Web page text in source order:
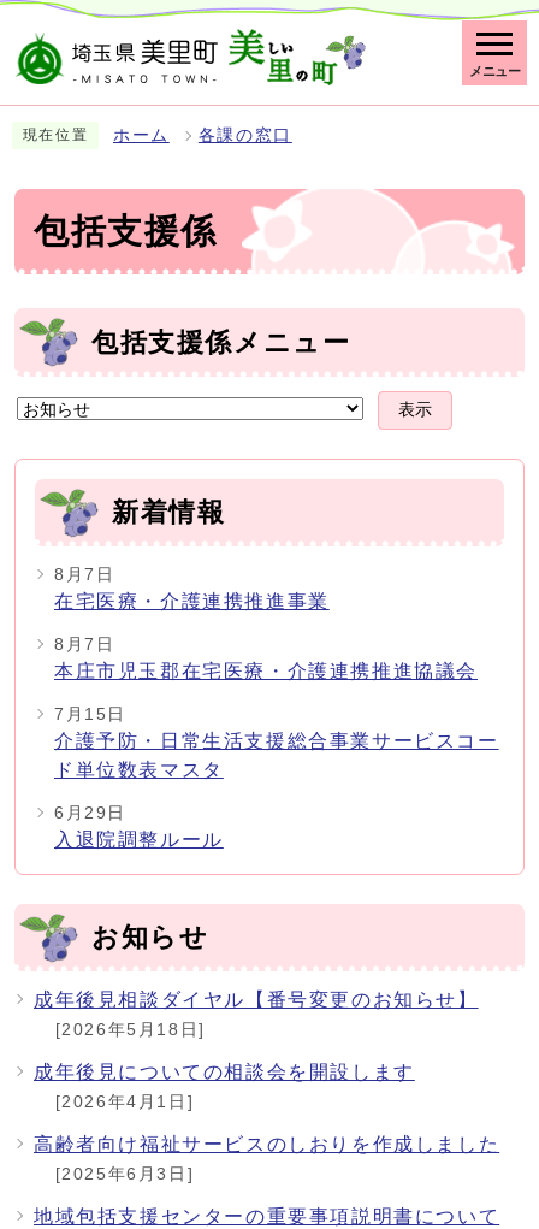
メニュー
現在位置 ホーム 各課の窓口
包括支援係
包括支援係メニュー
表示
新着情報
8月7日
在宅医療・介護連携推進事業
8月7日
本庄市児玉郡在宅医療・介護連携推進協議会
7月15日
介護予防・日常生活支援総合事業サービスコー
ド単位数表マスタ
6月29日
入退院調整ルール
お知らせ
成年後見相談ダイヤル【番号変更のお知らせ】
[2026年5月18日]
成年後見についての相談会を開設します
[2026年4月1日]
高齢者向け福祉サービスのしおりを作成しました
[2025年6月3日]
地域包括支援センターの重要事項説明書について